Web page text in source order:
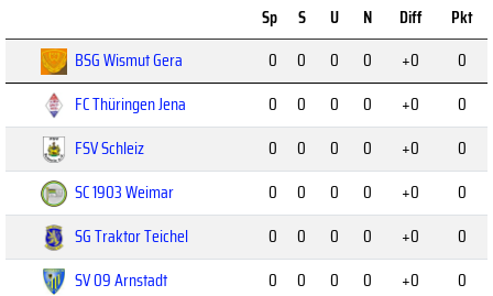
Sp S U N Diff
Pkt
BSG Wismut Gera
0 0 0 0 +0
0
FC Thüringen Jena
0 0 0 0 +0
0
FSV Schleiz
0 0 0 0 +0
0
SC 1903 Weimar
0 0 0 0 +0
0
SG Traktor Teichel
0 0 0 0 +0
0
SV 09 Arnstadt
0 0 0 0 +0
0